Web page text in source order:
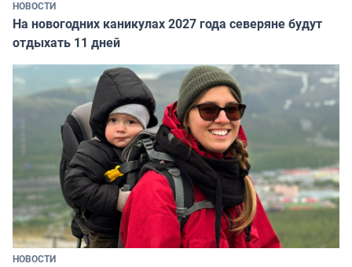
НОВОСТИ
На новогодних каникулах 2027 года северяне будут
отдыхать 11 дней
НОВОСТИ